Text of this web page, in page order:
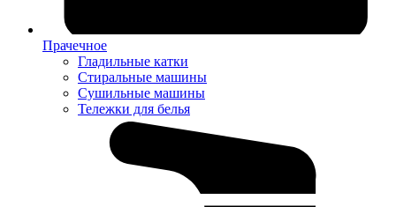
Прачечное
Гладильные катки
Стиральные машины
Сушильные машины
Тележки для белья